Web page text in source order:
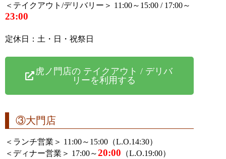
＜テイクアウト/デリバリー＞ 11:00～15:00 / 17:00～
23:00
定休日：土・日・祝祭日
虎ノ門店の テイクアウト / デリバ
リーを利用する
③大門店
＜ランチ営業＞ 11:00～15:00（L.O.14:30）
＜ディナー営業＞ 17:00～20:00 （L.O.19:00）